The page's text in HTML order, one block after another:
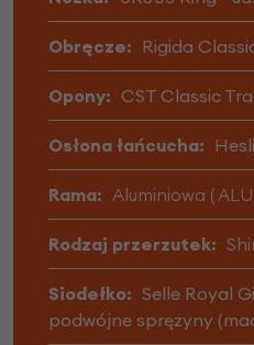
Obręcze: Rigida
Opony: CST Classic
Osłona łańcucha:
Rama: Aluminiowa (
Rodzaj przerzutek:
Siodełko: Selle Royal
podwójne sprężyny